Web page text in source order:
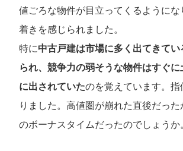
値ごろな物件が目立ってくるようにな
着きを感じられました。
特に中古戸建は市場に多く出てきてい
られ、競争力の弱そうな物件はすぐに
に出されていたのを覚えています。指
りました。高値圏が崩れた直後だっ
のボーナスタイムだったのでしょうか